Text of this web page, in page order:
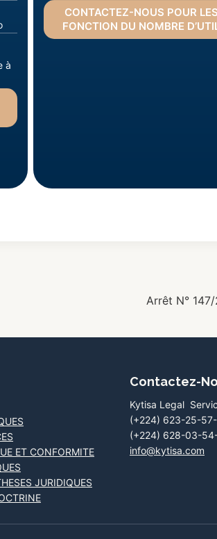
à
CONTACTEZ-NOUS POUR
FONCTION DU NOMBRE
Arrêt N°
ET CONFORMITE
JURIDIQUES
Contactez-
Kytisa Legal
(+224) 623-25-
(+224) 628-03-
info@kytisa.com